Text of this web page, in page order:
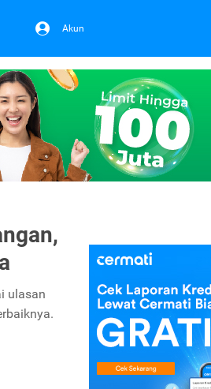
Akun
ulasan